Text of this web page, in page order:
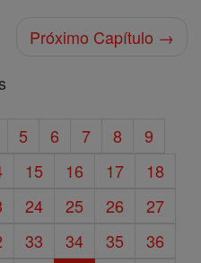
Próximo Capítulo →
5 6 7 8
9
15 16 17
18
24 25 26
27
33 34 35
36